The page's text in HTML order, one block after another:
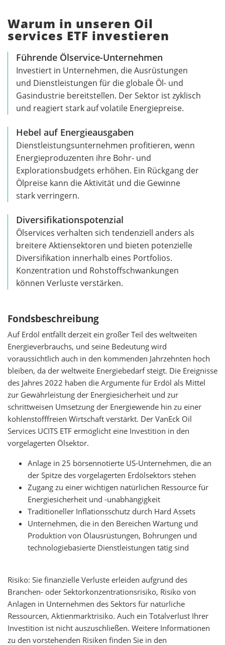
Warum in unseren Oil
services ETF investieren
Führende Ölservice-Unternehmen
Investiert in Unternehmen, die Ausrüstungen
und Dienstleistungen für die globale Öl- und
Gasindustrie bereitstellen. Der Sektor ist zyklisch
und reagiert stark auf volatile Energiepreise.
Hebel auf Energieausgaben
Dienstleistungsunternehmen profitieren, wenn
Energieproduzenten ihre Bohr- und
Explorationsbudgets erhöhen. Ein Rückgang der
Ölpreise kann die Aktivität und die Gewinne
stark verringern.
Diversifikationspotenzial
Ölservices verhalten sich tendenziell anders als
breitere Aktiensektoren und bieten potenzielle
Diversifikation innerhalb eines Portfolios.
Konzentration und Rohstoffschwankungen
können Verluste verstärken.
Fondsbeschreibung
Auf Erdöl entfällt derzeit ein großer Teil des weltweiten
Energieverbrauchs, und seine Bedeutung wird
voraussichtlich auch in den kommenden Jahrzehnten hoch
bleiben, da der weltweite Energiebedarf steigt. Die Ereignisse
des Jahres 2022 haben die Argumente für Erdöl als Mittel
zur Gewährleistung der Energiesicherheit und zur
schrittweisen Umsetzung der Energiewende hin zu einer
kohlenstofffreien Wirtschaft verstärkt. Der VanEck Oil
Services UCITS ETF ermöglicht eine Investition in den
vorgelagerten Ölsektor.
Anlage in 25 börsennotierte US-Unternehmen, die an
der Spitze des vorgelagerten Erdölsektors stehen
Zugang zu einer wichtigen natürlichen Ressource für
Energiesicherheit und -unabhängigkeit
Traditioneller Inflationsschutz durch Hard Assets
Unternehmen, die in den Bereichen Wartung und
Produktion von Ölausrüstungen, Bohrungen und
technologiebasierte Dienstleistungen tätig sind
Risiko: Sie finanzielle Verluste erleiden aufgrund des
Branchen- oder Sektorkonzentrationsrisiko, Risiko von
Anlagen in Unternehmen des Sektors für natürliche
Ressourcen, Aktienmarktrisiko. Auch ein Totalverlust Ihrer
Investition ist nicht auszuschließen. Weitere Informationen
zu den vorstehenden Risiken finden Sie in den